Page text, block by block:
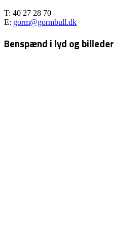
T: 40 27 28 70
E: gorm@gormbull.dk
Benspænd i lyd og billeder